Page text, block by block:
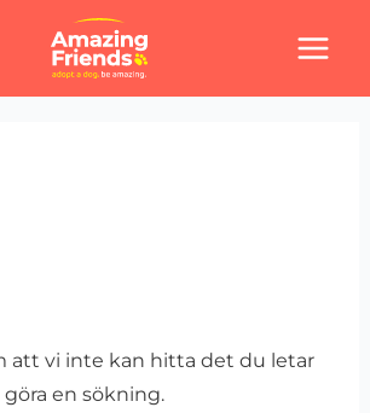
Skellefteå
att vi inte kan hitta det du letar
en sökning.